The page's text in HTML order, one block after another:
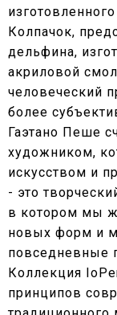
Колпачок,
дельфина,
акриловой
человеческий
более
Гаэтано Пеше
художником,
искусством и
- это
в котором мы
новых форм и
повседневные
Коллекция
принципов